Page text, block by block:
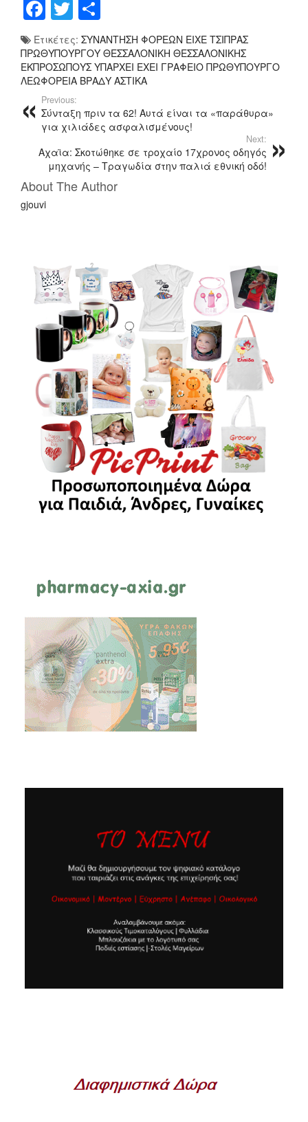
F
a
c
e
b
o
o
k
T
wi
tt
er
οι
ρ
α
τ
εί
τ
ε
Ετικέτες: ΣΥΝΑΝΤΗΣΗ ΦΟΡΕΩΝ ΕΙΧΕ ΤΣΙΠΡΑΣ
ΠΡΩΘΥΠΟΥΡΓΟΥ ΘΕΣΣΑΛΟΝΙΚΗ ΘΕΣΣΑΛΟΝΙΚΗΣ
ΕΚΠΡΟΣΩΠΟΥΣ ΥΠΑΡΧΕΙ ΕΧΕΙ ΓΡΑΦΕΙΟ ΠΡΩΘΥΠΟΥΡΓΟ
ΛΕΩΦΟΡΕΙΑ ΒΡΑΔΥ ΑΣΤΙΚΑ
Previous:
Σύνταξη πριν τα 62! Αυτά είναι τα «παράθυρα»
για χιλιάδες ασφαλισμένους!
Next:
Αχαϊα: Σκοτώθηκε σε τροχαίο 17χρονος οδηγός
μηχανής – Τραγωδία στην παλιά εθνική οδό!
About The Author
gjouvi